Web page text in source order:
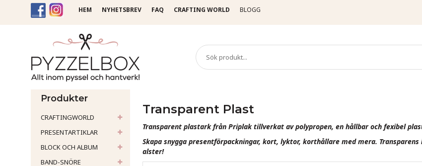
HEM NYHETSBREV FAQ CRAFTING WORLD BLOGG
Produkter
CRAFTINGWORLD
PRESENTARTIKLAR
BLOCK OCH ALBUM
BAND-SNÖRE
Transparent Plast
Transparent plastark från Priplak tillverkat av polypropen, en hållbar och fexibel
Skapa snygga presentförpackningar, kort, lyktor, korthållare med mera.
alster!